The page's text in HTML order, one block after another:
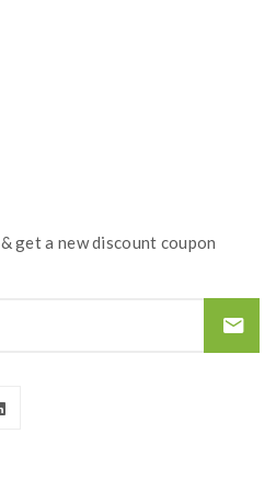
& get a new discount coupon